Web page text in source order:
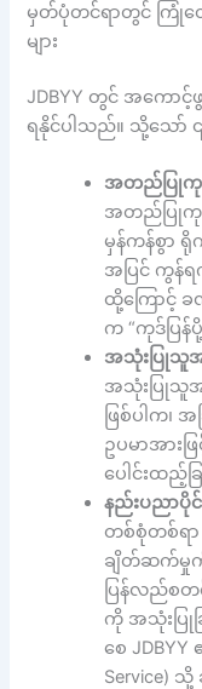
မှတ်ပုံတင်ရာတွင် ကြုံတွေ့
များ
JDBYY တွင် အကော
ရနိုင်ပါသည်။ သို့သော်
အတည်ပြုကုဒ်
အတည်ပြုကုဒ်
မှန်ကန်စွာ ရို
အပြင် ကွန်ရ
ထို့ကြောင့် ခ
က “ကုဒ်ပြန်
အသုံးပြုသူအ
အသုံးပြုသူ
ဖြစ်ပါက၊
ဥပမာအားဖ
ပေါင်းထည့်ခ
နည်းပညာပိုင်
တစ်စုံတစ်ရ
ချိတ်ဆက်မှုကို
ပြန်လည်စ
ကို အသုံးပြုခ
စေ
Service)